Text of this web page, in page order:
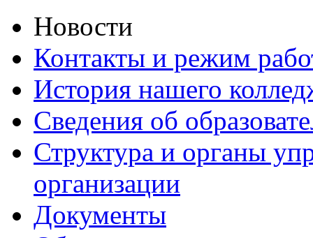
Новости
Контакты и режим
История нашего
Сведения об
Структура и органы
организации
Документы